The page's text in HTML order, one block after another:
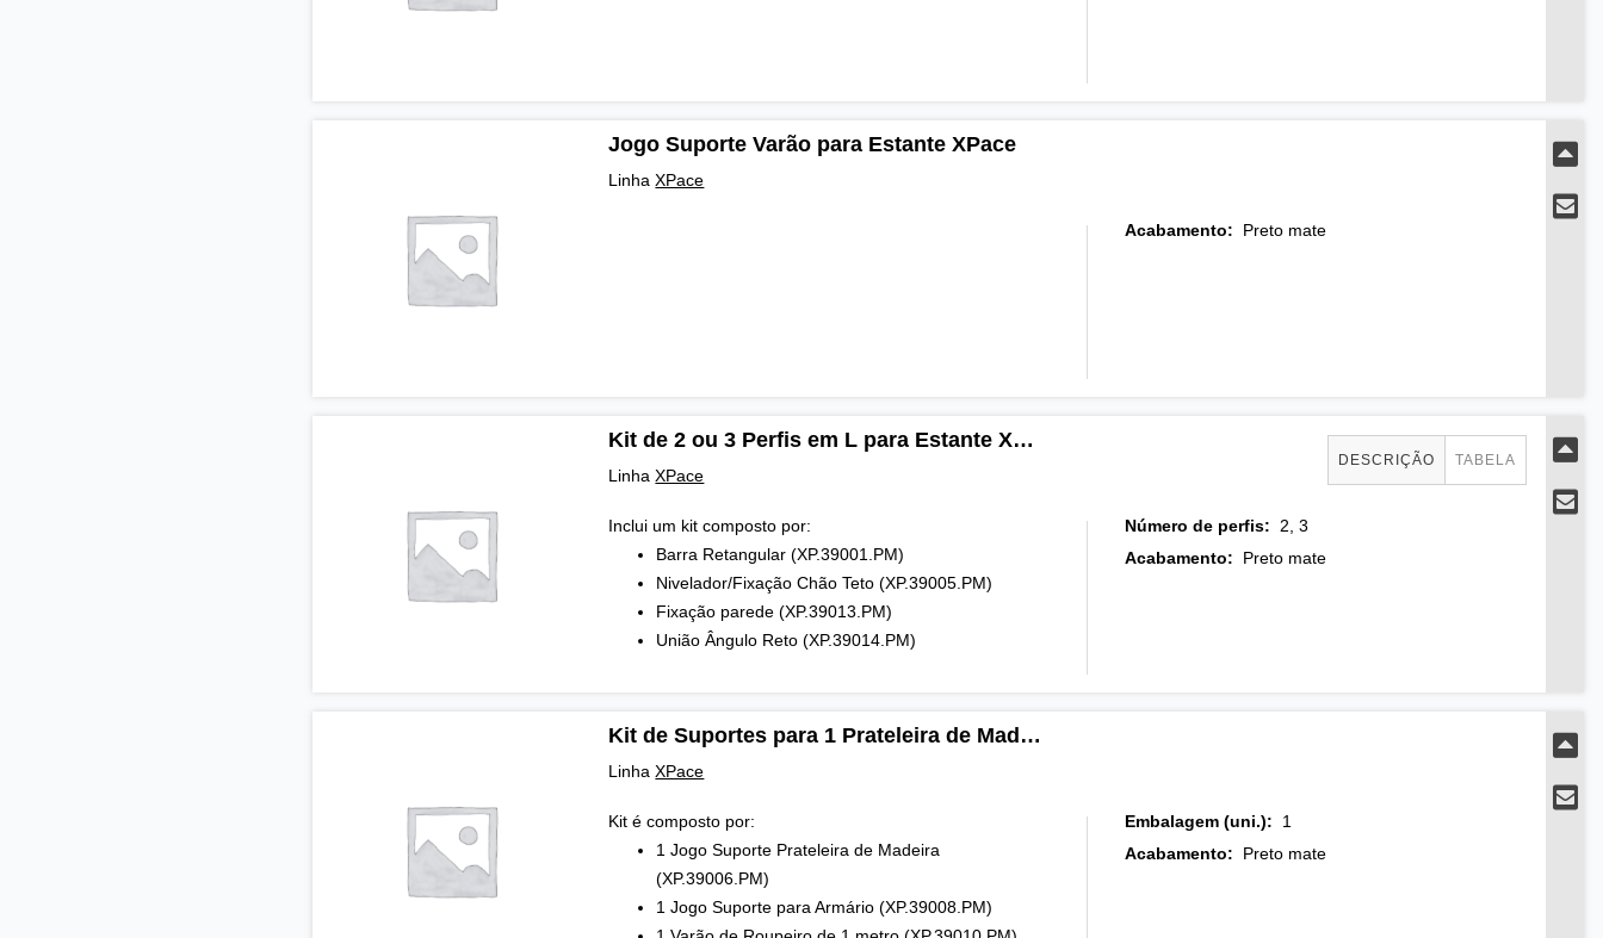
Jogo Suporte Varão para Estante XPace
LinhaXPace
Acabamento: Preto mate
Kit de 2 ou 3 Perfis em L para Estante XPace
LinhaXPace
DESCRIÇÃO TABELA
Inclui um kit composto por:
Barra Retangular (XP.39001.PM)
Nivelador/Fixação Chão Teto (XP.39005.PM)
Fixação parede (XP.39013.PM)
União Ângulo Reto (XP.39014.PM)
Número de perfis: 2, 3
Acabamento: Preto mate
Kit de Suportes para 1 Prateleira de Madeira, Armário e Varão para Estante XPace
LinhaXPace
Kit é composto por:
1 Jogo Suporte Prateleira de Madeira
(XP.39006.PM)
1 Jogo Suporte para Armário (XP.39008.PM)
Embalagem (uni.):
1
Acabamento: Preto mate